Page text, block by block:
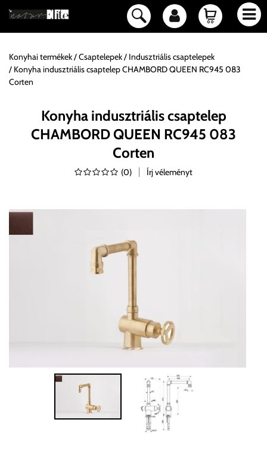
Konyhai termékek Csaptelepek
Indusztriális csaptelepek
Konyha indusztriális csaptelep CHAMBORD QUEEN RC945 083
Corten
Konyha indusztriális csaptelep
CHAMBORD QUEEN RC945 083
Corten
(0) Írj véleményt